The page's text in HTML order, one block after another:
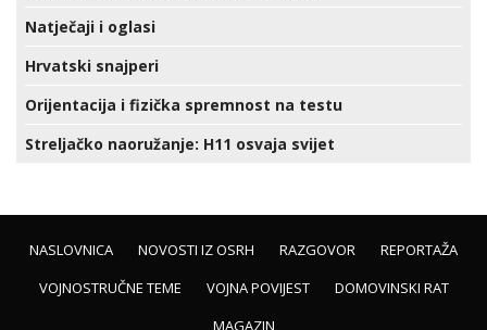
Natječaji i oglasi
Hrvatski snajperi
Orijentacija i fizička spremnost na testu
Streljačko naoružanje: H11 osvaja svijet
NASLOVNICA NOVOSTI IZ OSRH RAZGOVOR
REPORTAŽA
VOJNOSTRUČNE TEME
VOJNA POVIJEST
DOMOVINSKI RAT
MAGAZIN